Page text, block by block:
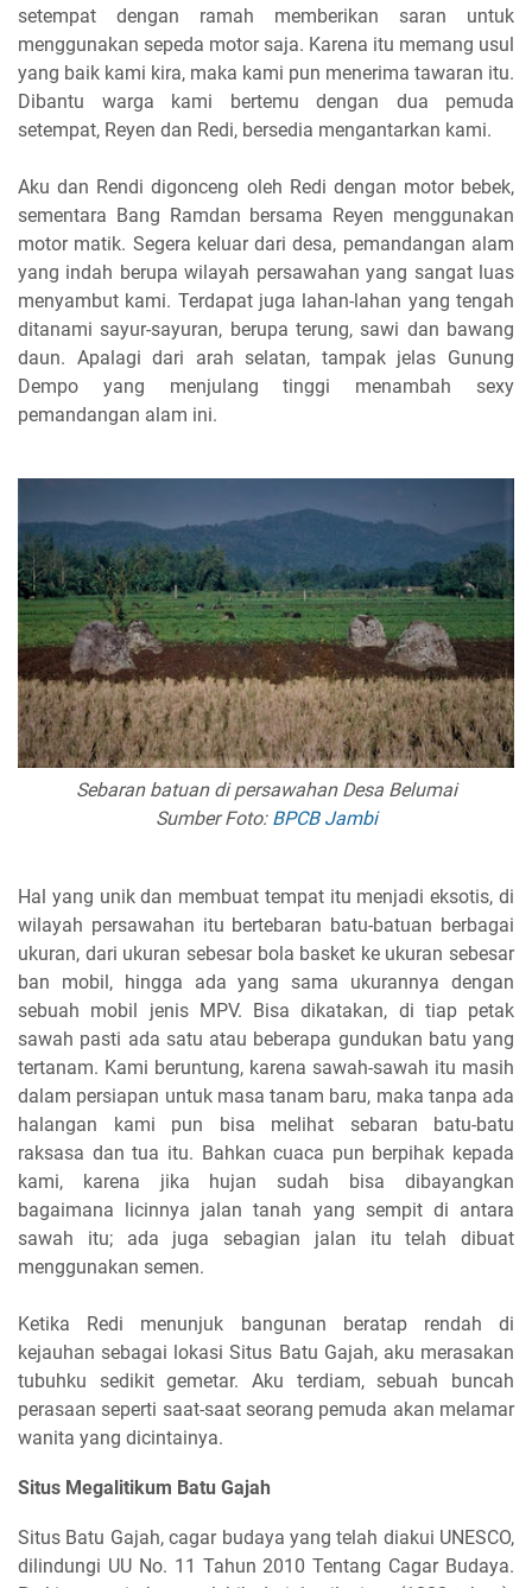
setempat dengan ramah memberikan saran untuk
menggunakan sepeda motor saja. Karena itu memang usul
yang baik kami kira, maka kami pun menerima tawaran itu.
Dibantu warga kami bertemu dengan dua pemuda
setempat, Reyen dan Redi, bersedia mengantarkan kami.
Aku dan Rendi digonceng oleh Redi dengan motor bebek,
sementara Bang Ramdan bersama Reyen menggunakan
motor matik. Segera keluar dari desa, pemandangan alam
yang indah berupa wilayah persawahan yang sangat luas
menyambut kami. Terdapat juga lahan-lahan yang tengah
ditanami sayur-sayuran, berupa terung, sawi dan bawang
daun. Apalagi dari arah selatan, tampak jelas Gunung
Dempo yang menjulang tinggi menambah sexy
pemandangan alam ini.
Sebaran batuan di persawahan Desa Belumai
Sumber Foto: BPCB Jambi
Hal yang unik dan membuat tempat itu menjadi eksotis, di
wilayah persawahan itu bertebaran batu-batuan berbagai
ukuran, dari ukuran sebesar bola basket ke ukuran sebesar
ban mobil, hingga ada yang sama ukurannya dengan
sebuah mobil jenis MPV. Bisa dikatakan, di tiap petak
sawah pasti ada satu atau beberapa gundukan batu yang
tertanam. Kami beruntung, karena sawah-sawah itu masih
dalam persiapan untuk masa tanam baru, maka tanpa ada
halangan kami pun bisa melihat sebaran batu-batu
raksasa dan tua itu. Bahkan cuaca pun berpihak kepada
kami, karena jika hujan sudah bisa dibayangkan
bagaimana licinnya jalan tanah yang sempit di antara
sawah itu; ada juga sebagian jalan itu telah dibuat
menggunakan semen.
Ketika Redi menunjuk bangunan beratap rendah di
kejauhan sebagai lokasi Situs Batu Gajah, aku merasakan
tubuhku sedikit gemetar. Aku terdiam, sebuah buncah
perasaan seperti saat-saat seorang pemuda akan melamar
wanita yang dicintainya.
Situs Megalitikum Batu Gajah
Situs Batu Gajah, cagar budaya yang telah diakui UNESCO,
dilindungi UU No. 11 Tahun 2010 Tentang Cagar Budaya.